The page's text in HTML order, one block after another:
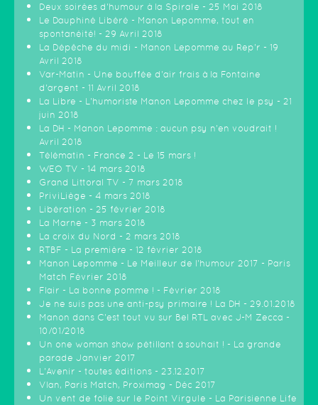
Deux soirées d'humour à la Spirale - 25 Mai 2018
Le Dauphiné Libéré - Manon Lepomme, tout en
spontanéité! - 29 Avril 2018
La Dépêche du midi - Manon Lepomme au Rep'r - 19
Avril 2018
Var-Matin - Une bouffée d'air frais à la Fontaine
d'argent - 11 Avril 2018
La Libre - L'humoriste Manon Lepomme chez le psy - 21
juin 2018
La DH - Manon Lepomme : aucun psy n'en voudrait !
Avril 2018
Télématin - France 2 - Le 15 mars !
WEO TV - 14 mars 2018
Grand Littoral TV - 7 mars 2018
PriviLiège - 4 mars 2018
Libération - 25 février 2018
La Marne - 3 mars 2018
La croix du Nord - 2 mars 2018
RTBF - La première - 12 février 2018
Manon Lepomme - Le Meilleur de l'humour 2017 - Paris
Match Février 2018
Flair - La bonne pomme ! - Février 2018
Je ne suis pas une anti-psy primaire ! La DH - 29.01.2018
Manon dans C'est tout vu sur Bel RTL avec J-M Zecca -
10/01/2018
Un one woman show pétillant à souhait ! - La grande
parade Janvier 2017
L'Avenir - toutes éditions - 23.12.2017
Vlan, Paris Match, Proximag - Déc 2017
Un vent de folie sur le Point Virgule - La Parisienne Life